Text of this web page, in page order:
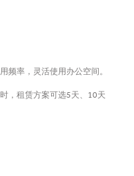
频率，灵活使用办公空间。
，租赁方案可选5天、10天